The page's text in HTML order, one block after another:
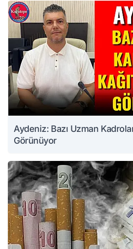
Aydeniz: Bazı Uzman
Görünüyor